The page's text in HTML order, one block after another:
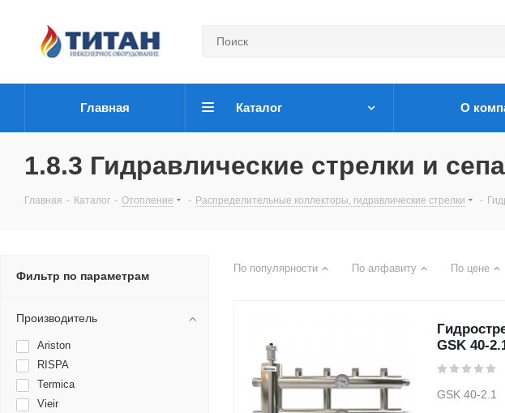
Главная Каталог О
1.8.3 Гидравлические стрелки и
Главная - Каталог - Отопление - Распределительные коллекторы, гидравлические стрелки -
По популярности По алфавиту По цене
GSK 40-
GSK 40-2.1
Фильтр по параметрам
Производитель
Ariston
RISPA
Termica
Vieir